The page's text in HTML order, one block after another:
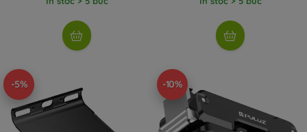
-5% -10%